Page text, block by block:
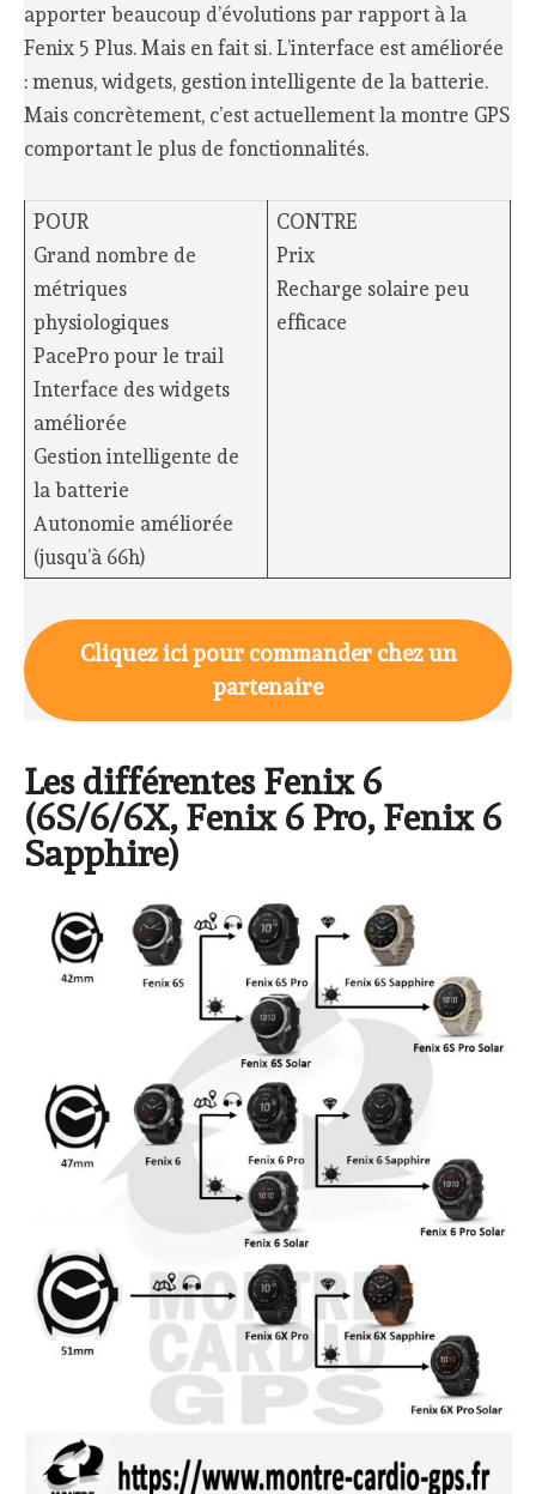
apporter beaucoup d’évolutions par rapport à la
Fenix 5 Plus. Mais en fait si. L’interface est améliorée
: menus, widgets, gestion intelligente de la batterie.
Mais concrètement, c’est actuellement la montre GPS
comportant le plus de fonctionnalités.
POUR
Grand nombre de
métriques
physiologiques
PacePro pour le trail
Interface des widgets
améliorée
Gestion intelligente de
la batterie
Autonomie améliorée
(jusqu’à 66h)
CONTRE
Prix
Recharge solaire peu
efficace
Cliquez ici pour commander chez un
partenaire
Les différentes Fenix 6
(6S/6/6X, Fenix 6 Pro, Fenix 6
Sapphire)